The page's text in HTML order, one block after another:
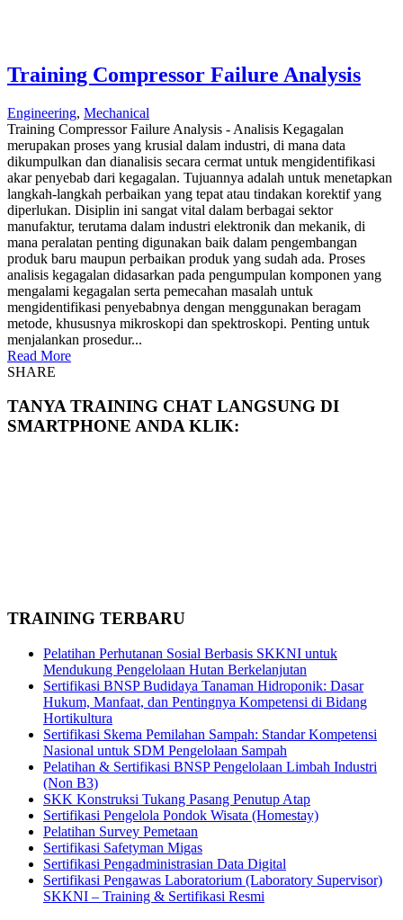
Training Compressor Failure Analysis
Engineering, Mechanical
Training Compressor Failure Analysis - Analisis Kegagalan
merupakan proses yang krusial dalam industri, di mana data
dikumpulkan dan dianalisis secara cermat untuk mengidentifikasi
akar penyebab dari kegagalan. Tujuannya adalah untuk menetapkan
langkah-langkah perbaikan yang tepat atau tindakan korektif yang
diperlukan. Disiplin ini sangat vital dalam berbagai sektor
manufaktur, terutama dalam industri elektronik dan mekanik, di
mana peralatan penting digunakan baik dalam pengembangan
produk baru maupun perbaikan produk yang sudah ada. Proses
analisis kegagalan didasarkan pada pengumpulan komponen yang
mengalami kegagalan serta pemecahan masalah untuk
mengidentifikasi penyebabnya dengan menggunakan beragam
metode, khususnya mikroskopi dan spektroskopi. Penting untuk
menjalankan prosedur...
Read More
SHARE
TANYA TRAINING CHAT LANGSUNG DI
SMARTPHONE ANDA KLIK:
TRAINING TERBARU
Pelatihan Perhutanan Sosial Berbasis SKKNI untuk
Mendukung Pengelolaan Hutan Berkelanjutan
Sertifikasi BNSP Budidaya Tanaman Hidroponik: Dasar
Hukum, Manfaat, dan Pentingnya Kompetensi di Bidang
Hortikultura
Sertifikasi Skema Pemilahan Sampah: Standar Kompetensi
Nasional untuk SDM Pengelolaan Sampah
Pelatihan & Sertifikasi BNSP Pengelolaan Limbah Industri
(Non B3)
SKK Konstruksi Tukang Pasang Penutup Atap
Sertifikasi Pengelola Pondok Wisata (Homestay)
Pelatihan Survey Pemetaan
Sertifikasi Safetyman Migas
Sertifikasi Pengadministrasian Data Digital
Sertifikasi Pengawas Laboratorium (Laboratory Supervisor)
SKKNI – Training & Sertifikasi Resmi